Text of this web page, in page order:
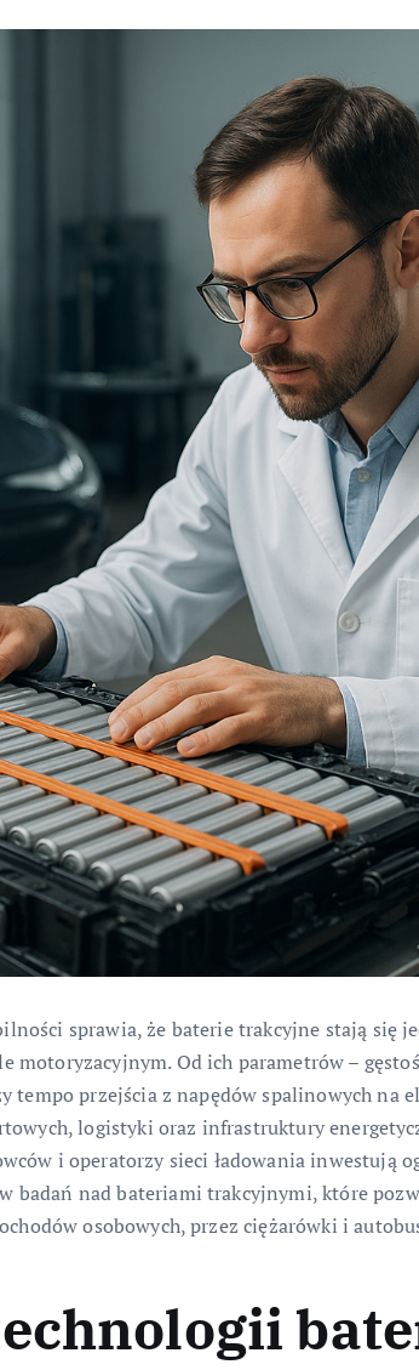
sprawia, że baterie trakcyjne stają się
motoryzacyjnym. Od ich parametrów –
tempo przejścia z napędów spalinowych na
logistyki oraz infrastruktury
i operatorzy sieci ładowania inwestują
badań nad bateriami trakcyjnymi, które
osobowych, przez ciężarówki i